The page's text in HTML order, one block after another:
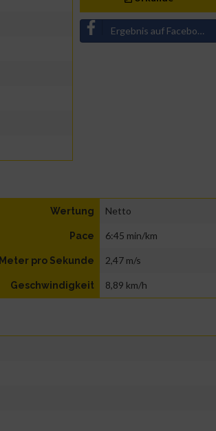
Ergebnis auf Facebook teilen
Wertung Netto
Pace 6:45 min/km
Meter pro Sekunde 2,47 m/s
Geschwindigkeit 8,89 km/h